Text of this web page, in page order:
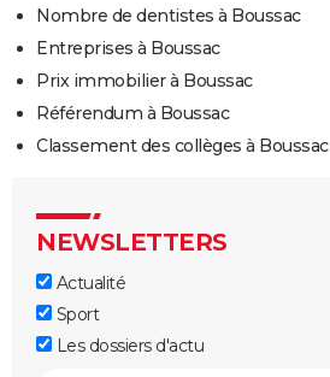
Nombre de dentistes à Boussac
Entreprises à Boussac
Prix immobilier à Boussac
Référendum à Boussac
Classement des collèges à Boussac
NEWSLETTERS
Actualité
Sport
Les dossiers d'actu